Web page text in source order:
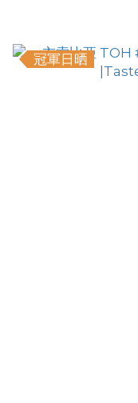
冠軍日晒